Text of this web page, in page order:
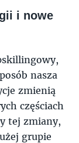
i nowe
nasza
zmienią
częściach
tej zmiany,
grupie